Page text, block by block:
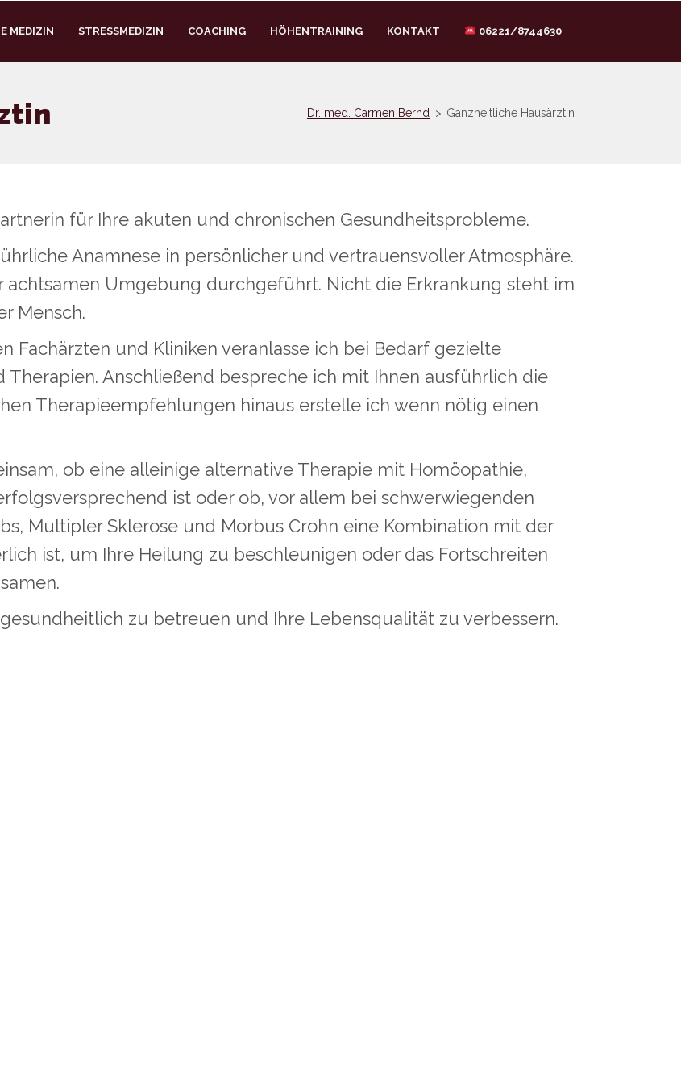
MEDIZIN STRESSMEDIZIN COACHING HÖHENTRAINING KONTAKT 06221/8744630
Dr. med. Carmen Bernd > Ganzheitliche Hausärztin
für Ihre akuten und chronischen Gesundheitsprobleme.
Anamnese in persönlicher und vertrauensvoller Atmosphäre.
Umgebung durchgeführt. Nicht die Erkrankung steht im
Mensch.
Fachärzten und Kliniken veranlasse ich bei Bedarf gezielte
Anschließend bespreche ich mit Ihnen ausführlich die
Therapieempfehlungen hinaus erstelle ich wenn nötig einen
ob eine alleinige alternative Therapie mit Homöopathie,
ist oder ob, vor allem bei schwerwiegenden
Multipler Sklerose und Morbus Crohn eine Kombination mit der
ist, um Ihre Heilung zu beschleunigen oder das Fortschreiten
zu betreuen und Ihre Lebensqualität zu verbessern.